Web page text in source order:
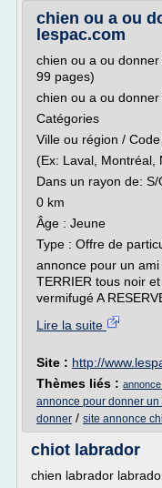
chien ou a ou
lespac.com
chien ou a ou
99 pages)
chien ou a ou
Catégories
Ville ou région /
(Ex: Laval, Montréal,
Dans un rayon de: S/
0 km
Âge : Jeune
Type : Offre de
annonce pour un ami
TERRIER tous noir
vermifugé A
Lire la suite
Site : http://
Thèmes liés :
annonce pour donner un
donner / site annonce
chiot labrador
chien labrador